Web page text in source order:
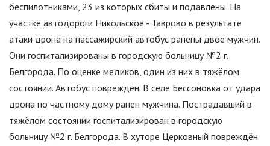
беспилотниками, 23 из которых сбиты и подавлены. На
участке автодороги Никольское - Таврово в результате
атаки дрона на пассажирский автобус ранены двое мужчин.
Они госпитализированы в городскую больницу №2 г.
Белгорода. По оценке медиков, один из них в тяжёлом
состоянии. Автобус повреждён. В селе Бессоновка от удара
дрона по частному дому ранен мужчина. Пострадавший в
тяжёлом состоянии госпитализирован в городскую
больницу №2 г. Белгорода. В хуторе Церковный повреждён